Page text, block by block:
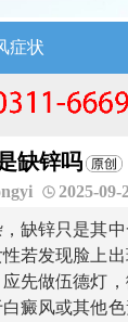
症状
缺锌吗
2025-09-
缺锌只是其
若发现脸上
先做伍德灯
癜风或其他